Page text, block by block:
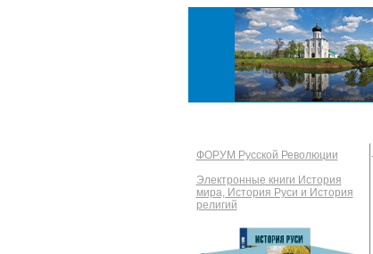
ФОРУМ Русской Революции
Электронные книги История
мира, История Руси и История
религий